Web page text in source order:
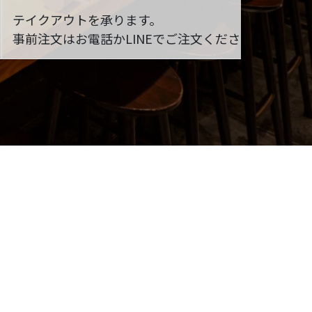
テイクアウトを承ります。
事前注文はお電話かLINEでご注文ください。